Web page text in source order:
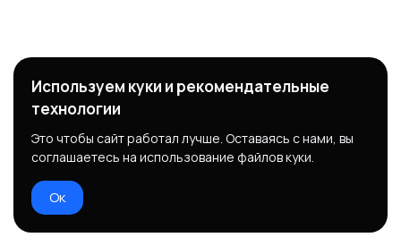
Используем куки и рекомендательные
технологии
Это чтобы сайт работал лучше. Оставаясь с нами, вы
соглашаетесь на использование файлов куки.
Ок